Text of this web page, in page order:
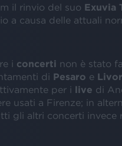
il rinvio del suo Exuvia
a causa delle attuali
i concerti non è stato
di Pesaro e
per i live di
usati a Firenze; in
gli altri concerti invece